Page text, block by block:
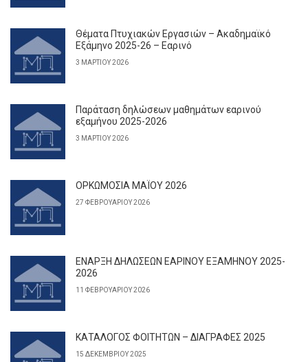
Θέματα Πτυχιακών Εργασιών – Ακαδημαϊκό
Εξάμηνο 2025-26 – Εαρινό
3 ΜΑΡΤΊΟΥ 2026
Παράταση δηλώσεων μαθημάτων εαρινού
εξαμήνου 2025-2026
3 ΜΑΡΤΊΟΥ 2026
ΟΡΚΩΜΟΣΙΑ ΜΑΪΟΥ 2026
27 ΦΕΒΡΟΥΑΡΊΟΥ 2026
ΕΝΑΡΞΗ ΔΗΛΩΣΕΩΝ ΕΑΡΙΝΟΥ ΕΞΑΜΗΝΟΥ 2025-
2026
11 ΦΕΒΡΟΥΑΡΊΟΥ 2026
ΚΑΤΑΛΟΓΟΣ ΦΟΙΤΗΤΩΝ – ΔΙΑΓΡΑΦΕΣ 2025
15 ΔΕΚΕΜΒΡΊΟΥ 2025